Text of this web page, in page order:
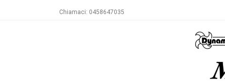
Chiamaci: 0458647035